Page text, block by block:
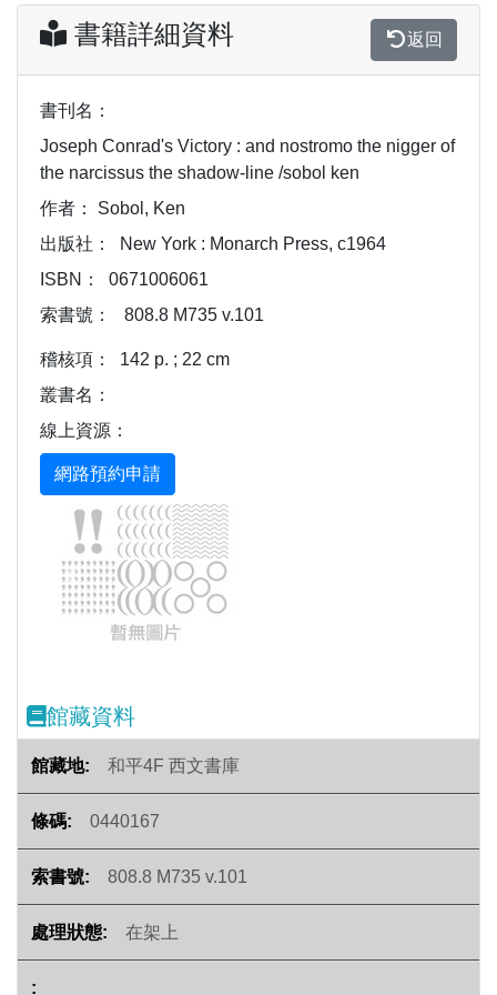
書籍詳細資料 返回
書刊名：
Joseph Conrad's Victory : and nostromo the nigger of
the narcissus the shadow-line /sobol ken
作者：
Sobol, Ken
出版社：
New York : Monarch Press, c1964
ISBN：
0671006061
索書號：
808.8 M735 v.101
稽核項：
142 p. ; 22 cm
叢書名：
線上資源：
Previous
館藏資料
和平4F 西文書庫
0440167
808.8 M735 v.101
在架上